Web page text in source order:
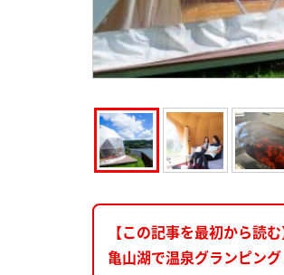
【この記事を最初から読む
亀山湖で温泉グランピン